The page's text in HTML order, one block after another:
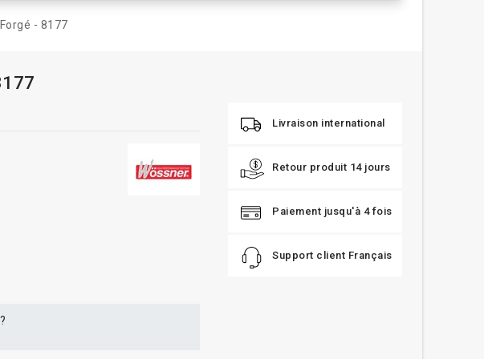
- 8177
Livraison international
Retour produit 14 jours
Paiement jusqu'à 4 fois
Support client Français